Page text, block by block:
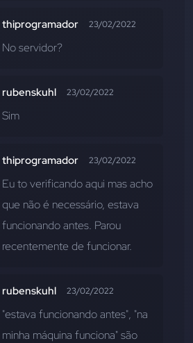
thiprogramador 23/02/2022
No servidor?
rubenskuhl 23/02/2022
Sim
thiprogramador 23/02/2022
Eu to verificando aqui mas acho
que não é necessário, estava
funcionando antes. Parou
recentemente de funcionar.
rubenskuhl 23/02/2022
"estava funcionando antes", "na
minha máquina funciona" são